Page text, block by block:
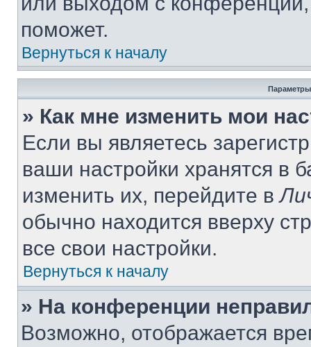
поможет.
Вернуться к началу
Параметры
» Как мне изменить мои
Если вы являетесь
ваши настройки хранятся в
изменить их, перейдите в
обычно находится вверху
все свои настройки.
Вернуться к началу
» На конференции
Возможно, отображается